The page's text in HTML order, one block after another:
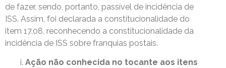
de fazer, sendo, portanto, passível de incidência de
ISS. Assim, foi declarada a constitucionalidade do
item 17.08, reconhecendo a constitucionalidade da
incidência de ISS sobre franquias postais.
Ação não conhecida no tocante aos itens